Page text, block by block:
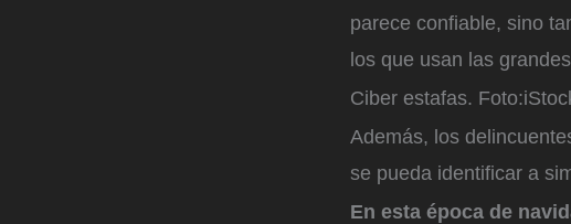
parece confiable, sino
los que usan las
Ciber estafas. Foto:
Además, los
se pueda identificar a
En esta época de